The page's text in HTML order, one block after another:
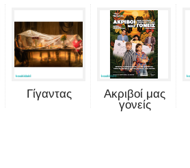
Γίγαντας
Ακριβοί μας
γονείς